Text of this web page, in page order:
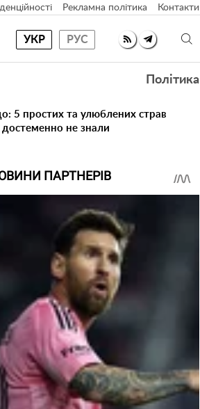
Рекламна політика Контакти
УКР РУС
Політика
5 простих та улюблених страв
достеменно не знали
ПАРТНЕРІВ